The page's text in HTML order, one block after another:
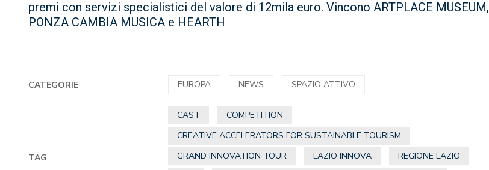
premi con servizi specialistici del valore di 12mila euro. Vincono ARTPLACE MUSEUM,
PONZA CAMBIA MUSICA e HEARTH
CATEGORIE EUROPA NEWS SPAZIO ATTIVO
TAG
CAST
COMPETITION
CREATIVE ACCELERATORS FOR SUSTAINABLE TOURISM
GRAND INNOVATION TOUR
LAZIO INNOVA
REGIONE LAZIO